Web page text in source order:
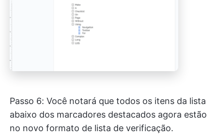
Passo 6: Você notará que todos os itens da lista
abaixo dos marcadores destacados agora estão
no novo formato de lista de verificação.